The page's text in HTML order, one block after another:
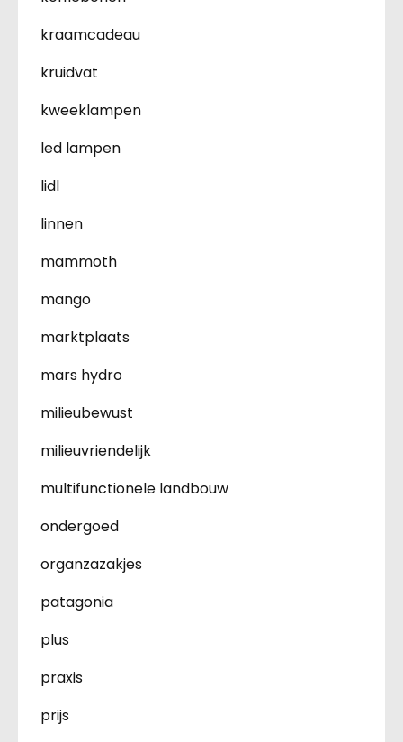
kraamcadeau
kruidvat
kweeklampen
led lampen
lidl
linnen
mammoth
mango
marktplaats
mars hydro
milieubewust
milieuvriendelijk
multifunctionele landbouw
ondergoed
organzazakjes
patagonia
plus
praxis
prijs